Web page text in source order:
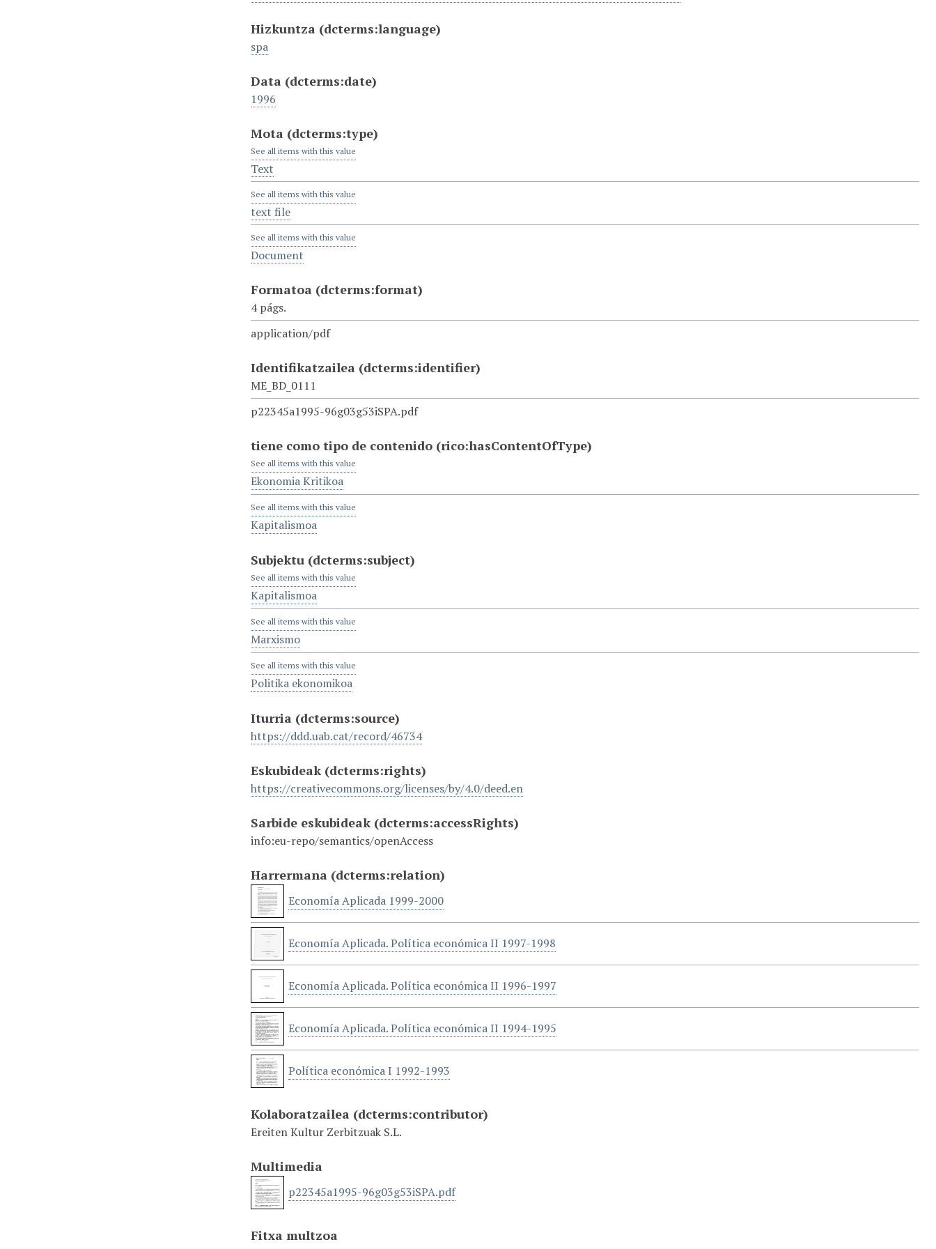
Hizkuntza (dcterms:language)
spa
Data (dcterms:date)
1996
Mota (dcterms:type)
See all items with this value
Text
See all items with this value
text file
See all items with this value
Document
Formatoa (dcterms:format)
4 págs.
application/pdf
Identifikatzailea (dcterms:identifier)
ME_BD_0111
p22345a1995-96g03g53iSPA.pdf
tiene como tipo de contenido (rico:hasContentOfType)
See all items with this value
Ekonomia Kritikoa
See all items with this value
Kapitalismoa
Subjektu (dcterms:subject)
See all items with this value
Kapitalismoa
See all items with this value
Marxismo
See all items with this value
Politika ekonomikoa
Iturria (dcterms:source)
https://ddd.uab.cat/record/46734
Eskubideak (dcterms:rights)
https://creativecommons.org/licenses/by/4.0/deed.en
Sarbide eskubideak (dcterms:accessRights)
info:eu-repo/semantics/openAccess
Harrermana (dcterms:relation)
Economía Aplicada 1999-2000
Economía Aplicada. Política económica II 1997-1998
Economía Aplicada. Política económica II 1996-1997
Economía Aplicada. Política económica II 1994-1995
Política económica I 1992-1993
Kolaboratzailea (dcterms:contributor)
Ereiten Kultur Zerbitzuak S.L.
Multimedia
p22345a1995-96g03g53iSPA.pdf
Fitxa multzoa